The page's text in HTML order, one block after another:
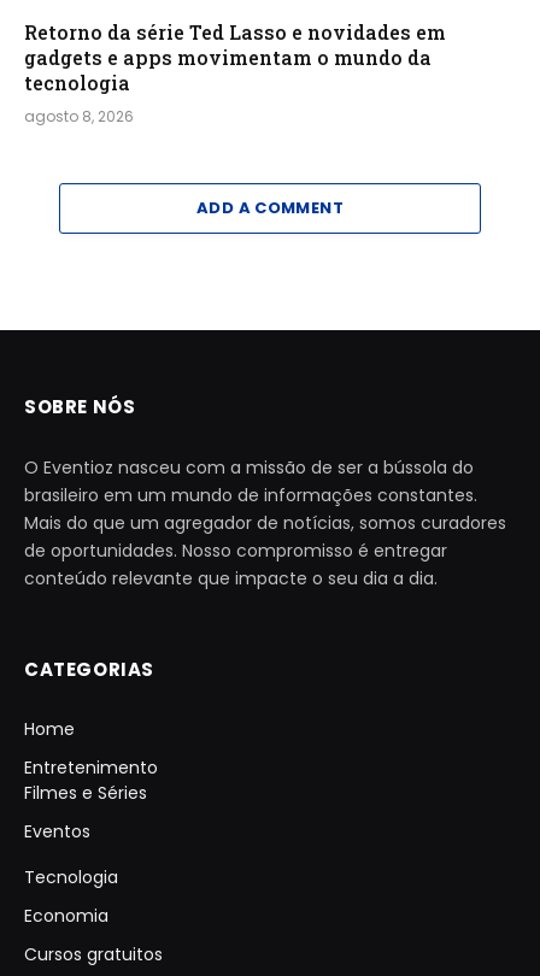
Retorno da série Ted Lasso e novidades em
gadgets e apps movimentam o mundo da
tecnologia
agosto 8, 2026
ADD A COMMENT
SOBRE NÓS
O Eventioz nasceu com a missão de ser a bússola do
brasileiro em um mundo de informações constantes.
Mais do que um agregador de notícias, somos curadores
de oportunidades. Nosso compromisso é entregar
conteúdo relevante que impacte o seu dia a dia.
CATEGORIAS
Home
Entretenimento
Filmes e Séries
Eventos
Tecnologia
Economia
Cursos gratuitos